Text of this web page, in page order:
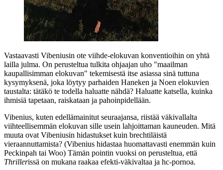
Vastaavasti Vibeniusin ote viihde-elokuvan konventioihin on yhtä
lailla julma. On perusteltua tulkita ohjaajan uho "maailman
kaupallisimman elokuvan" tekemisestä itse asiassa sinä tuttuna
kysymyksenä, joka löytyy parhaiden Haneken ja Noen elokuvien
taustalta: tätäkö te todella haluatte nähdä? Haluatte katsella, kuinka
ihmisiä tapetaan, raiskataan ja pahoinpidellään.
Vibenius, kuten edellämainitut seuraajansa, riistää väkivallalta
viihteellisemmän elokuvan sille usein lahjoittaman kauneuden. Mitä
muuta ovat Vibeniusin hidastukset kuin brechtiläistä
vieraannuttamista? (Vibenius hidastaa huomattavasti enemmän kuin
Peckinpah tai Woo) Tämän pointin vuoksi on perusteltua, että
Thrillerissä on mukana raakaa efekti-väkivaltaa ja hc‑pornoa.